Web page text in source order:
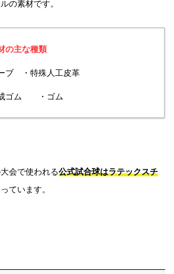
の素材です。
の主な種類
ブ ・特殊人工皮革
成ゴム ・ゴム
会で使われる公式試合球はラテックスチ
ています。